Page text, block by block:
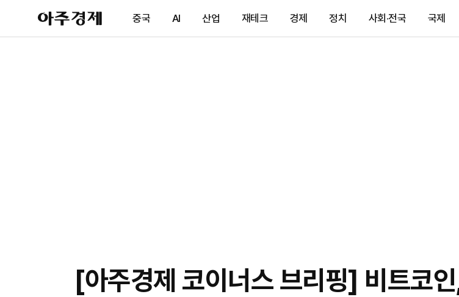
아
주
제
중국 AI 산업 재테크 경제 정치 사회·전국 국제
[아주경제 코이너스 브리핑] 비트코